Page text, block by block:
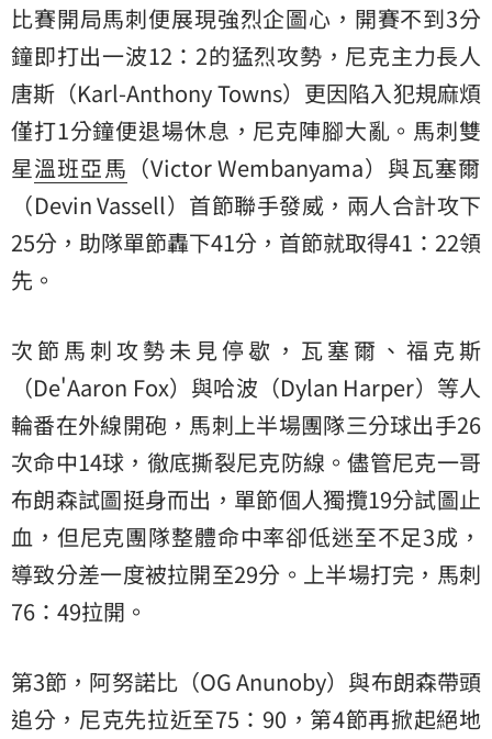
比賽開局馬刺便展現強烈企圖心，開賽不到3分
鐘即打出一波12：2的猛烈攻勢，尼克主力長人
唐斯（Karl-Anthony Towns）更因陷入犯規麻煩
僅打1分鐘便退場休息，尼克陣腳大亂。馬刺雙
星溫班亞馬 （Victor Wembanyama）與瓦塞爾
（Devin Vassell）首節聯手發威，兩人合計攻下
25分，助隊單節轟下41分，首節就取得41：22領
先。
次節馬刺攻勢未見停歇，瓦塞爾、福克斯
（De'Aaron Fox）與哈波（Dylan Harper）等人
輪番在外線開砲，馬刺上半場團隊三分球出手26
次命中14球，徹底撕裂尼克防線。儘管尼克一哥
布朗森試圖挺身而出，單節個人獨攬19分試圖止
血，但尼克團隊整體命中率卻低迷至不足3成，
導致分差一度被拉開至29分。上半場打完，馬刺
76：49拉開。
第3節，阿努諾比（OG Anunoby）與布朗森帶頭
追分，尼克先拉近至75：90，第4節再掀起絕地